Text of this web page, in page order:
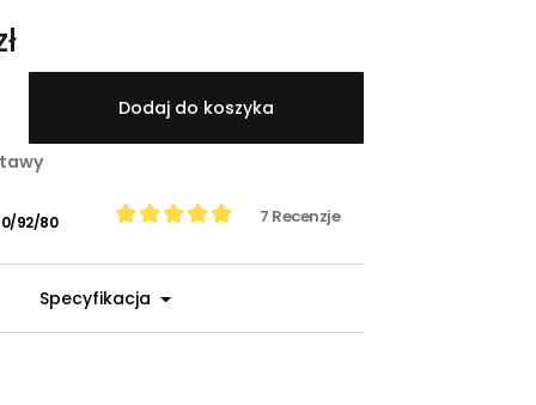
Dodaj do koszyka
92/80 7 Recenzje
Specyfikacja